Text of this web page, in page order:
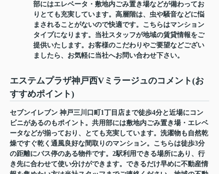
部にはエレベータ・敷地内ごみ置き場などが備わってお
りとても充実しています。高層階は、虫や騒音などに悩
まされることがないので快適です。こちらはマンション
タイプになります。当社スタッフが地域の賃貸情報をご
提供いたします。お客様のこだわりやご要望などござい
ましたら、お気軽に当社へお問い合わせ下さい。
エステムプラザ神戸西Vミラージュのコメント(お
すすめポイント)
セブンイレブン 神戸三川口町1丁目店まで徒歩4分と近場にコン
ビニがあるのもポイント。共用部には敷地内ごみ置き場・エレベ
ータなどが揃っており、とても充実しています。洗濯物も自然乾
燥ですぐ乾く通風良好な間取りのマンション。こちらは徒歩3分
の距離にバス停のある物件です。2駅利用できる場所にあり、行
き先に合わせて使い分けができます。できるだけ早めに不動産情